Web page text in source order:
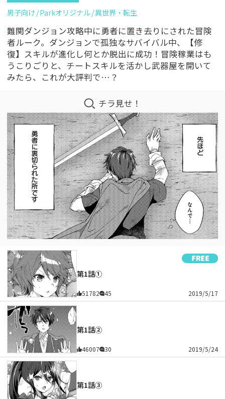
男子向け Parkオリジナル 異世界・転生
難関ダンジョン攻略中に勇者に置き去りにされた冒険
者ルーク。ダンジョンで孤独なサバイバル中、【修
復】スキルが進化し何とか脱出に成功！冒険稼業はも
うこりごりと、チートスキルを活かし武器屋を開いて
みたら、これが大評判で…？
チラ見せ！
第1話①
51782 45 2019/5/17
第1話②
46007 30 2019/5/24
第1話③